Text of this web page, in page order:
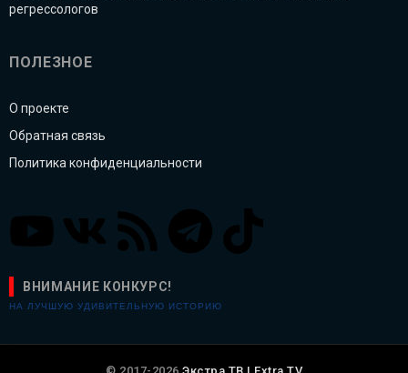
регрессологов
ПОЛЕЗНОЕ
О проекте
Обратная связь
Политика конфиденциальности
ВНИМАНИЕ КОНКУРС!
НА ЛУЧШУЮ УДИВИТЕЛЬНУЮ ИСТОРИЮ